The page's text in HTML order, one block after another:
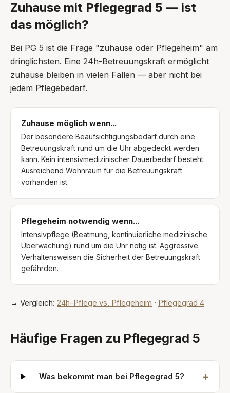
Zuhause mit Pflegegrad 5 — ist
das möglich?
Bei PG 5 ist die Frage "zuhause oder Pflegeheim" am
dringlichsten. Eine 24h-Betreuungskraft ermöglicht
zuhause bleiben in vielen Fällen — aber nicht bei
jedem Pflegebedarf.
Zuhause möglich wenn...
Der besondere Beaufsichtigungsbedarf durch eine
Betreuungskraft rund um die Uhr abgedeckt werden
kann. Kein intensivmedizinischer Dauerbedarf besteht.
Ausreichend Wohnraum für die Betreuungskraft
vorhanden ist.
Pflegeheim notwendig wenn...
Intensivpflege (Beatmung, kontinuierliche medizinische
Überwachung) rund um die Uhr nötig ist. Aggressive
Verhaltensweisen die Sicherheit der Betreuungskraft
gefährden.
→ Vergleich: 24h-Pflege vs. Pflegeheim · Pflegegrad 4
Häufige Fragen zu Pflegegrad 5
Was bekommt man bei Pflegegrad 5? +